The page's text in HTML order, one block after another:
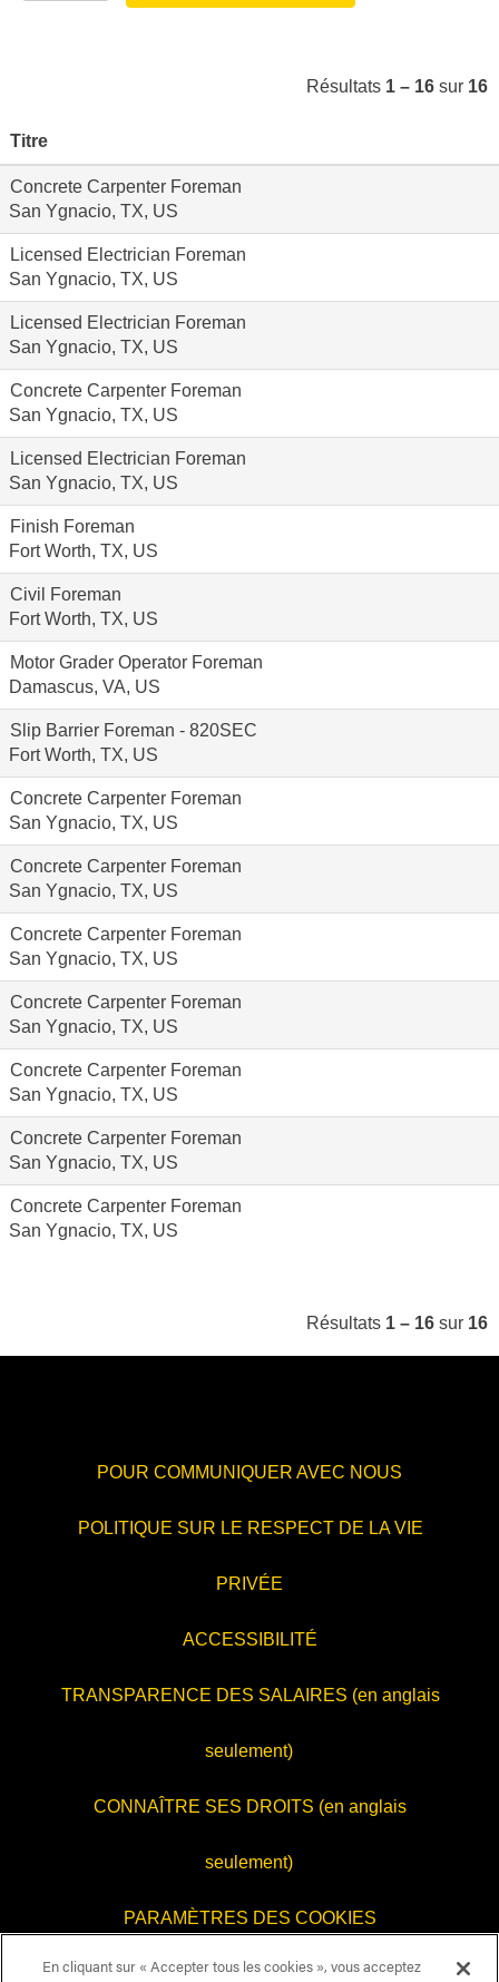
Résultats 1 – 16 sur 16
Titre
Concrete Carpenter Foreman
San Ygnacio, TX, US
Licensed Electrician Foreman
San Ygnacio, TX, US
Licensed Electrician Foreman
San Ygnacio, TX, US
Concrete Carpenter Foreman
San Ygnacio, TX, US
Licensed Electrician Foreman
San Ygnacio, TX, US
Finish Foreman
Fort Worth, TX, US
Civil Foreman
Fort Worth, TX, US
Motor Grader Operator Foreman
Damascus, VA, US
Slip Barrier Foreman - 820SEC
Fort Worth, TX, US
Concrete Carpenter Foreman
San Ygnacio, TX, US
Concrete Carpenter Foreman
San Ygnacio, TX, US
Concrete Carpenter Foreman
San Ygnacio, TX, US
Concrete Carpenter Foreman
San Ygnacio, TX, US
Concrete Carpenter Foreman
San Ygnacio, TX, US
Concrete Carpenter Foreman
San Ygnacio, TX, US
Concrete Carpenter Foreman
San Ygnacio, TX, US
Résultats 1 – 16 sur 16
POUR COMMUNIQUER AVEC NOUS
POLITIQUE SUR LE RESPECT DE LA VIE
PRIVÉE
ACCESSIBILITÉ
TRANSPARENCE DES SALAIRES (en anglais
seulement)
CONNAÎTRE SES DROITS (en anglais
seulement)
PARAMÈTRES DES COOKIES
En cliquant sur « Accepter tous les cookies », vous acceptez